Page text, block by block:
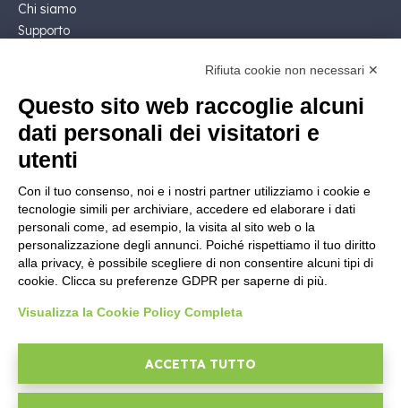
Chi siamo
Supporto
Segui Nios4
NOTE LEGALI
Documentazione contrattuale e GDPR
Condizioni generali di fornitura
Condizioni di vendita
Condizioni del servizio di supporto
Informative Privacy
Security Policy
Rifiuta cookie non necessari ✕
Questo sito web raccoglie alcuni
dati personali dei visitatori e
utenti
Con il tuo consenso, noi e i nostri partner utilizziamo i cookie e
tecnologie simili per archiviare, accedere ed elaborare i dati
personali come, ad esempio, la visita al sito web o la
personalizzazione degli annunci. Poiché rispettiamo il tuo diritto
alla privacy, è possibile scegliere di non consentire alcuni tipi di
cookie. Clicca su preferenze GDPR per saperne di più.
Visualizza la Cookie Policy Completa
ACCETTA TUTTO